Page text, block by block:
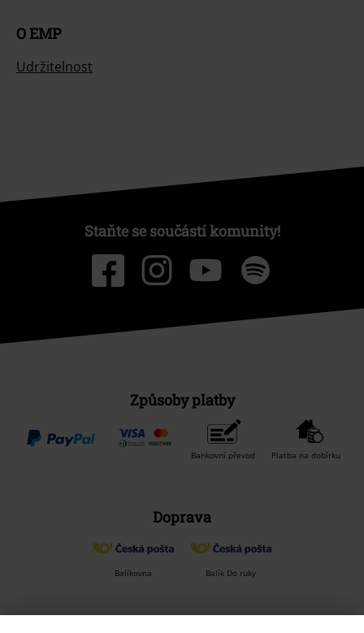
O EMP
Udržitelnost
Staňte se součástí komunity!
Způsoby platby
Bankovní převod Platba na dobírku
Doprava
Balíkovna Balík Do ruky